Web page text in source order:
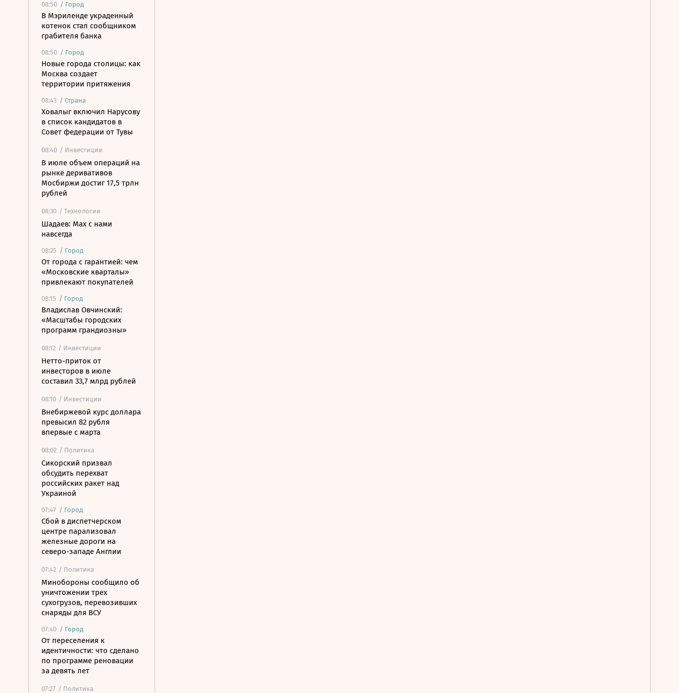
08:50 / Город
В Мэриленде украденный
котенок стал сообщником
грабителя банка
08:50 / Город
Новые города столицы: как
Москва создает
территории притяжения
08:43 / Страна
Ховалыг включил Нарусову
в список кандидатов в
Совет федерации от Тувы
08:40 / Инвестиции
В июле объем операций на
рынке деривативов
Мосбиржи достиг 17,5 трлн
рублей
08:30 / Технологии
Шадаев: Max с нами
навсегда
08:25 / Город
От города с гарантией: чем
«Московские кварталы»
привлекают покупателей
08:15 / Город
Владислав Овчинский:
«Масштабы городских
программ грандиозны»
08:12 / Инвестиции
Нетто-приток от
инвесторов в июле
составил 33,7 млрд рублей
08:10 / Инвестиции
Внебиржевой курс доллара
превысил 82 рубля
впервые с марта
08:02 / Политика
Сикорский призвал
обсудить перехват
российских ракет над
Украиной
07:47 / Город
Сбой в диспетчерском
центре парализовал
железные дороги на
северо-западе Англии
07:42 / Политика
Минобороны сообщило об
уничтожении трех
сухогрузов, перевозивших
снаряды для ВСУ
07:40 / Город
От переселения к
идентичности: что сделано
по программе реновации
за девять лет
07:27 / Политика